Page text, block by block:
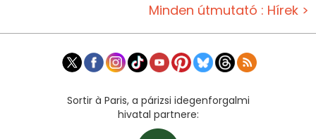
Minden útmutató : Hírek >
Sortir à Paris, a párizsi idegenforgalmi
hivatal partnere: